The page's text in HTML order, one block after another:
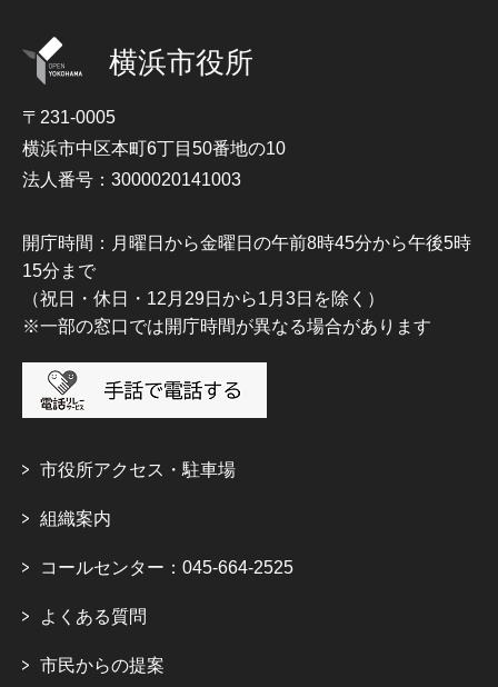
横浜市役所
〒231-0005
横浜市中区本町6丁目50番地の10
法人番号：3000020141003
開庁時間：月曜日から金曜日の午前8時45分から午後5時
15分まで
（祝日・休日・12月29日から1月3日を除く）
※一部の窓口では開庁時間が異なる場合があります
市役所アクセス・駐車場
組織案内
コールセンター：045-664-2525
よくある質問
市民からの提案